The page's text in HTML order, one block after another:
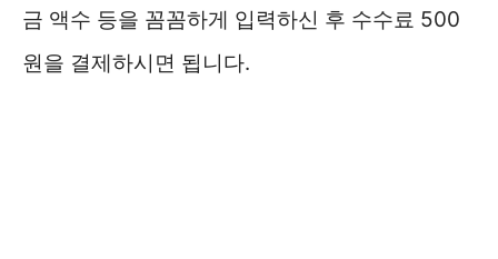
금 액수 등을 꼼꼼하게 입력하신 후 수수료 500
원을 결제하시면 됩니다.